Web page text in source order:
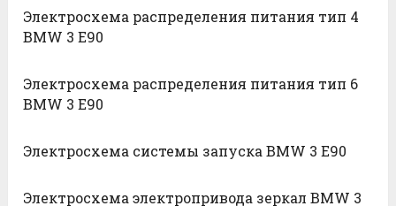
Электросхема распределения питания тип 4
BMW 3 E90
Электросхема распределения питания тип 6
BMW 3 E90
Электросхема системы запуска BMW 3 E90
Электросхема электропривода зеркал BMW 3